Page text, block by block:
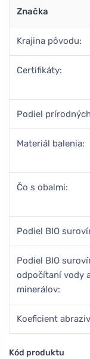
Značka
Krajina pôvodu:
Certifikáty:
Podiel
Materiál balenia:
Čo s obalmi:
Podiel BIO
Podiel BIO
odpočítaní vody
minerálov:
Koeficient
Kód produktu